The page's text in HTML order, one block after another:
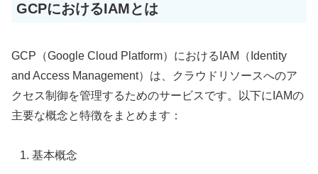
GCPにおけるIAMとは
GCP（Google Cloud Platform）におけるIAM（Identity
and Access Management）は、クラウドリソースへのア
クセス制御を管理するためのサービスです。以下にIAMの
主要な概念と特徴をまとめます：
基本概念